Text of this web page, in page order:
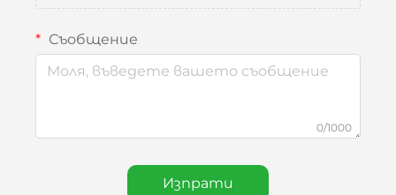
Съобщение
0/1000
Изпрати